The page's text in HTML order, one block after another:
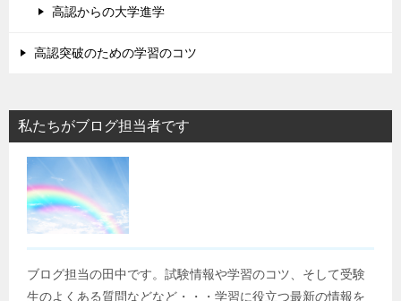
高認からの大学進学
高認突破のための学習のコツ
私たちがブログ担当者です
ブログ担当の田中です。試験情報や学習のコツ、そして受験
生のよくある質問などなど・・・学習に役立つ最新の情報を